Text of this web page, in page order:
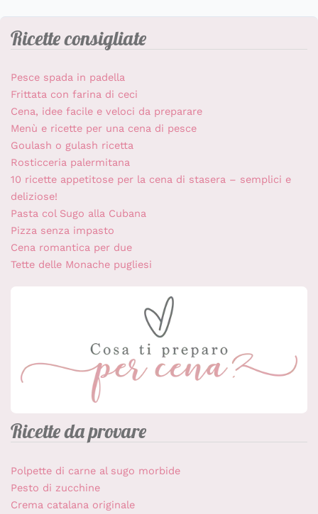
Ricette consigliate
Pesce spada in padella
Frittata con farina di ceci
Cena, idee facile e veloci da preparare
Menù e ricette per una cena di pesce
Goulash o gulash ricetta
Rosticceria palermitana
10 ricette appetitose per la cena di stasera – semplici e
deliziose!
Pasta col Sugo alla Cubana
Pizza senza impasto
Cena romantica per due
Tette delle Monache pugliesi
Ricette da provare
Polpette di carne al sugo morbide
Pesto di zucchine
Crema catalana originale